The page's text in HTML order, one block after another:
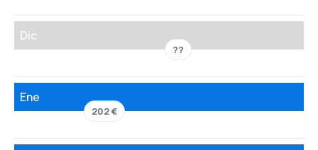
Dic
??
Ene
202 €